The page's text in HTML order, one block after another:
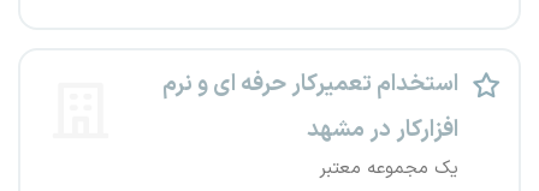
استخدام تعمیرکار حرفه ای و نرم
افزارکار در مشهد
یک مجموعه معتبر